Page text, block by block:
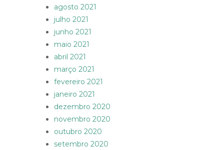
agosto 2021
julho 2021
junho 2021
maio 2021
abril 2021
março 2021
fevereiro 2021
janeiro 2021
dezembro 2020
novembro 2020
outubro 2020
setembro 2020